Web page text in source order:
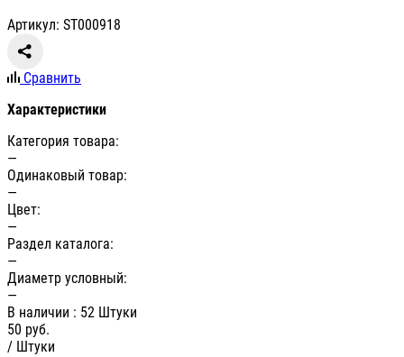
Артикул: ST000918
Сравнить
Характеристики
Категория товара:
—
Одинаковый товар:
—
Цвет:
—
Раздел каталога:
—
Диаметр условный:
—
В наличии : 52 Штуки
50 руб.
/ Штуки